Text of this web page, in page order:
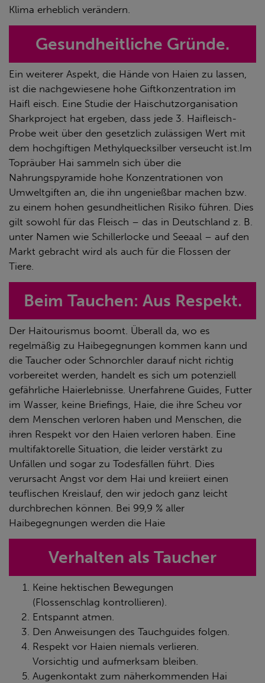
Klima erheblich verändern.
Gesundheitliche Gründe.
Ein weiterer Aspekt, die Hände von Haien zu lassen,
ist die nachgewiesene hohe Giftkonzentration im
Haifl eisch. Eine Studie der Haischutzorganisation
Sharkproject hat ergeben, dass jede 3. Haifleisch-
Probe weit über den gesetzlich zulässigen Wert mit
dem hochgiftigen Methylquecksilber verseucht ist.Im
Topräuber Hai sammeln sich über die
Nahrungspyramide hohe Konzentrationen von
Umweltgiften an, die ihn ungenießbar machen bzw.
zu einem hohen gesundheitlichen Risiko führen. Dies
gilt sowohl für das Fleisch – das in Deutschland z. B.
unter Namen wie Schillerlocke und Seeaal – auf den
Markt gebracht wird als auch für die Flossen der
Tiere.
Beim Tauchen: Aus Respekt.
Der Haitourismus boomt. Überall da, wo es
regelmäßig zu Haibegegnungen kommen kann und
die Taucher oder Schnorchler darauf nicht richtig
vorbereitet werden, handelt es sich um potenziell
gefährliche Haierlebnisse. Unerfahrene Guides, Futter
im Wasser, keine Briefings, Haie, die ihre Scheu vor
dem Menschen verloren haben und Menschen, die
ihren Respekt vor den Haien verloren haben. Eine
multifaktorelle Situation, die leider verstärkt zu
Unfällen und sogar zu Todesfällen führt. Dies
verursacht Angst vor dem Hai und kreiiert einen
teuflischen Kreislauf, den wir jedoch ganz leicht
durchbrechen können. Bei 99,9 % aller
Haibegegnungen werden die Haie
Verhalten als Taucher
Keine hektischen Bewegungen
(Flossenschlag kontrollieren).
Entspannt atmen.
Den Anweisungen des Tauchguides folgen.
Respekt vor Haien niemals verlieren.
Vorsichtig und aufmerksam bleiben.
Augenkontakt zum näherkommenden Hai